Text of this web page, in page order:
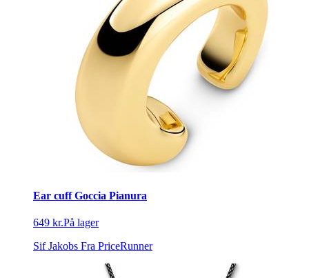
Ear cuff Goccia Pianura
649 kr.På lager
Sif Jakobs Fra PriceRunner